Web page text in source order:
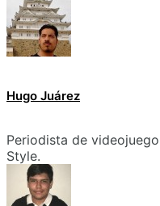
Hugo Juárez
Periodista de
Style.